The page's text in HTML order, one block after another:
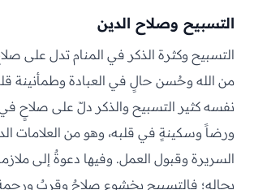
التسبيح وصلاح الدين
التسبيح وكثرة الذكر في المنام تدل على
من الله وحُسن حالٍ في العبادة وطمأنينة
نفسه كثير التسبيح والذكر دلّ على صلاحٍ
ورضاً وسكينةٍ في قلبه، وهو من العلامات
السريرة وقبول العمل. وفيها دعوةٌ إلى
بحاله؛ فالتسبيح بخشوعٍ صلاحٌ وقربٌ